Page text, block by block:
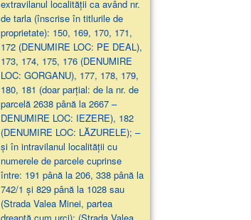
extravilanul localităţii ca având nr.
de tarla (înscrise în titlurile de
proprietate): 150, 169, 170, 171,
172 (DENUMIRE LOC: PE DEAL),
173, 174, 175, 176 (DENUMIRE
LOC: GORGANU), 177, 178, 179,
180, 181 (doar parţial: de la nr. de
parcelă 2638 până la 2667 –
DENUMIRE LOC: IEZERE), 182
(DENUMIRE LOC: LĂZURELE); –
și în intravilanul localității cu
numerele de parcele cuprinse
între: 191 până la 206, 338 până la
742/1 și 829 până la 1028 sau
(Strada Valea Minei, partea